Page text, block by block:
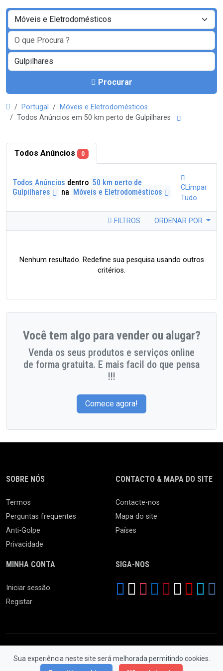
Procurar
Portugal
Móveis e Eletrodomésticos
Todos Anúncios em 50 km perto de Gulpilhares
Todos Anúncios 0
Todos Anúncios dentro 50 km perto de
Gulpilhares
na Móveis e Eletrodomésticos
CLimpar
Tudo
FILTROS ORDENAR POR
Nenhum resultado. Redefine sua pesquisa usando outros
critérios.
Você tem algo para vender ou alugar?
Venda os seus produtos e serviços online
de forma gratuita. E mais facil do que pensa
!!!
Comece agora!
Sua experiência neste site será melhorada permitindo cookies.
SOBRE NÓS
Termos
Perguntas frequentes
Anti-Golpe
Privacidade
CONTACTO & MAPA DO SITE
Contacte-nos
Mapa do site
Países
MINHA CONTA
Iniciar sessão
Registar
SIGA-NOS
© 2026 Feira da Ladra. Todos os Direitos Reservados.